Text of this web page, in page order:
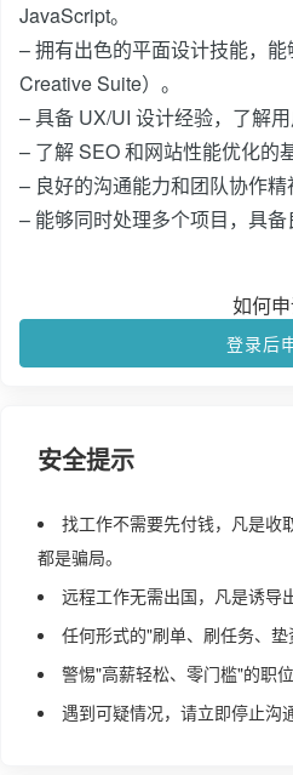
JavaScript。
– 拥有出色的平面设计技能，
Creative Suite）。
– 具备 UX/UI 设计经验，了解用
– 了解 SEO 和网站性能优化的
– 良好的沟通能力和团队协作精
– 能够同时处理多个项目，具备
如何
登录后
安全提示
找工作不需要先付钱，凡是收
都是骗局。
远程工作无需出国，凡是诱导
任何形式的"刷单、刷任务、垫
警惕"高薪轻松、零门槛"的职
遇到可疑情况，请立即停止沟